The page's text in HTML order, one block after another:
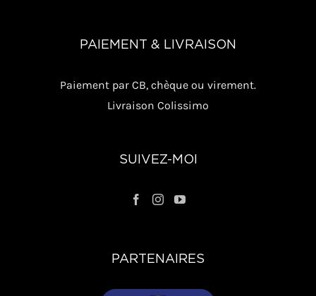
PAIEMENT & LIVRAISON
Paiement par CB, chèque ou virement.
Livraison Colissimo
SUIVEZ-MOI
PARTENAIRES